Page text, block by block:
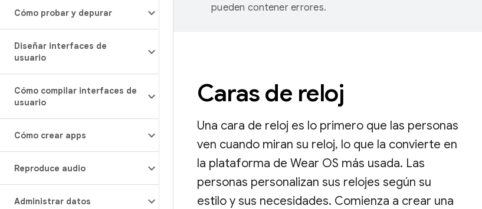
Cómo probar y depurar
Diseñar interfaces de
usuario
Cómo compilar interfaces de
usuario
Cómo crear apps
Reproduce audio
Administrar datos
pueden contener errores.
Caras de reloj
Una cara de reloj es lo primero que las personas
ven cuando miran su reloj, lo que la convierte en
la plataforma de Wear OS más usada. Las
personas personalizan sus relojes según su
estilo y sus necesidades. Comienza a crear una